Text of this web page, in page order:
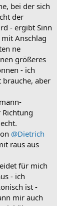
bei der sich
der
- ergibt Sinn
Anschlag
ne
größeres
- ich
brauche, aber
@Dietrich
raus aus
für mich
- ich
ist -
mir auch